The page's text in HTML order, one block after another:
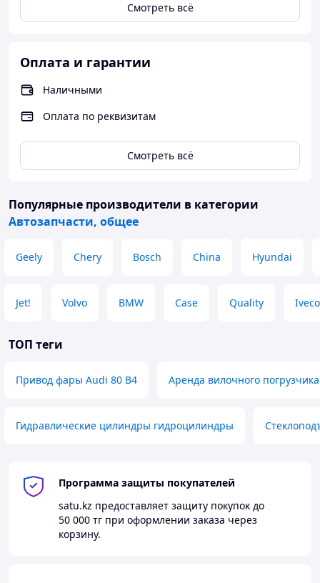
Смотреть всё
Оплата и гарантии
Наличными
Оплата по реквизитам
Смотреть всё
Популярные производители в категории
Автозапчасти, общее
Geely Chery Bosch China Hyundai
Jet! Volvo BMW Case Quality
ТОП теги
Привод фары Audi 80 B4 Аренда вилочного погрузчика
Гидравлические цилиндры гидроцилиндры
Программа защиты покупателей
satu.kz предоставляет защиту покупок до
50 000 тг при оформлении заказа через
корзину.